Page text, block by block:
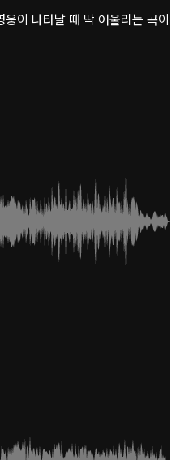
이 나타날 때 딱 어울리는 곡이